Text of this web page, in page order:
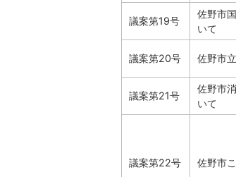
議案第19号
佐野市
いて
議案第20号 佐野市
議案第21号
佐野市
いて
議案第22号 佐野市